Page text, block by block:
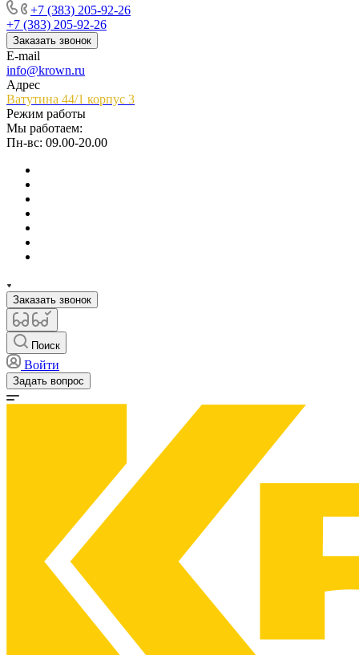
+7 (383) 205-92-26
+7 (383) 205-92-26
Заказать звонок
E-mail
info@krown.ru
Адрес
Ватутина 44/1 корпус 3
Режим работы
Мы работаем:
Пн-вс: 09.00-20.00
Заказать звонок
Поиск
Войти
Задать вопрос